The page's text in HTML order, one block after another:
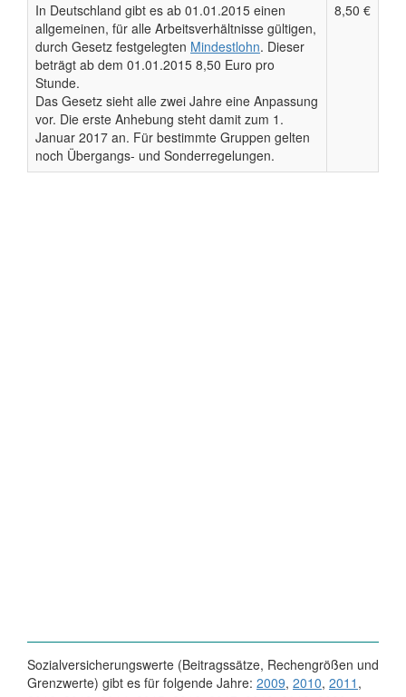
In Deutschland gibt es ab 01.01.2015 einen
allgemeinen, für alle Arbeitsverhältnisse gültigen,
durch Gesetz festgelegten Mindestlohn. Dieser
beträgt ab dem 01.01.2015 8,50 Euro pro
Stunde.
Das Gesetz sieht alle zwei Jahre eine Anpassung
vor. Die erste Anhebung steht damit zum 1.
Januar 2017 an. Für bestimmte Gruppen gelten
noch Übergangs- und Sonderregelungen.
8,50 €
Sozialversicherungswerte (Beitragssätze, Rechengrößen und
Grenzwerte) gibt es für folgende Jahre: 2009, 2010, 2011 ,